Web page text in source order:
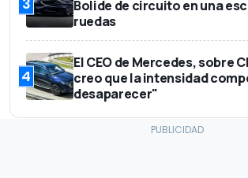
Bolide de circuito en una
ruedas
4
El CEO de Mercedes, sobre
creo que la intensidad
desaparecer"